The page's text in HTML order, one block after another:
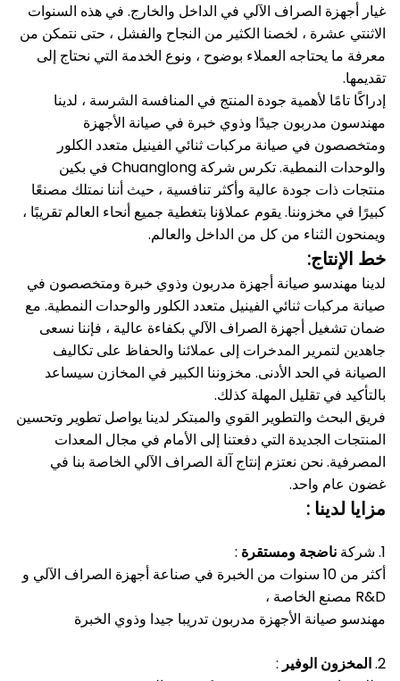
غيار أجهزة الصراف الآلي في الداخل والخارج. في هذه السنوات
الاثنتي عشرة ، لخصنا الكثير من النجاح والفشل ، حتى نتمكن من
معرفة ما يحتاجه العملاء بوضوح ، ونوع الخدمة التي نحتاج إلى
تقديمها.
إدراكًا تامًا لأهمية جودة المنتج في المنافسة الشرسة ، لدينا
مهندسون مدربون جيدًا وذوي خبرة في صيانة الأجهزة
ومتخصصون في صيانة مركبات ثنائي الفينيل متعدد الكلور
والوحدات النمطية.
تكرس شركة Chuanglong في بكين
منتجات ذات جودة عالية وأكثر تنافسية ، حيث أننا نمتلك مصنعًا
كبيرًا في مخزوننا.يقوم عملاؤنا بتغطية جميع أنحاء العالم تقريبًا ،
ويمنحون الثناء من كل من الداخل والعالم.
خط الإنتاج:
لدينا مهندسو صيانة أجهزة مدربون وذوي خبرة ومتخصصون في
صيانة مركبات ثنائي الفينيل متعدد الكلور والوحدات النمطية. مع
ضمان تشغيل أجهزة الصراف الآلي بكفاءة عالية ، فإننا نسعى
جاهدين لتمرير المدخرات إلى عملائنا والحفاظ على تكاليف
الصيانة في الحد الأدنى. مخزوننا الكبير في المخازن سيساعد
بالتأكيد في تقليل المهلة كذلك.
فريق البحث والتطوير القوي والمبتكر لدينا يواصل تطوير وتحسين
المنتجات الجديدة التي دفعتنا إلى الأمام في مجال المعدات
المصرفية. نحن نعتزم إنتاج آلة الصراف الآلي الخاصة بنا في
غضون عام واحد.
مزايا لدينا :
1. شركة ناضجة ومستقرة :
أكثر من 10 سنوات من الخبرة في صناعة أجهزة الصراف الآلي و
R&D مصنع الخاصة ،
مهندسو صيانة الأجهزة مدربون تدريبا جيدا وذوي الخبرة
2. المخزون الوفير :